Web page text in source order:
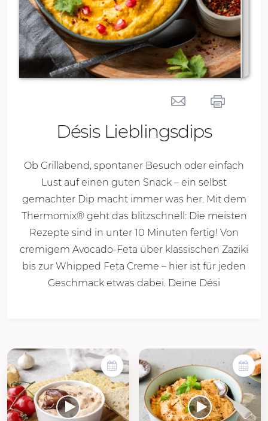
Désis Lieblingsdips
Ob Grillabend, spontaner Besuch oder einfach
Lust auf einen guten Snack – ein selbst
gemachter Dip macht immer was her. Mit dem
Thermomix® geht das blitzschnell: Die meisten
Rezepte sind in unter 10 Minuten fertig! Von
cremigem Avocado-Feta über klassischen Zaziki
bis zur Whipped Feta Creme – hier ist für jeden
Geschmack etwas dabei. Deine Dési